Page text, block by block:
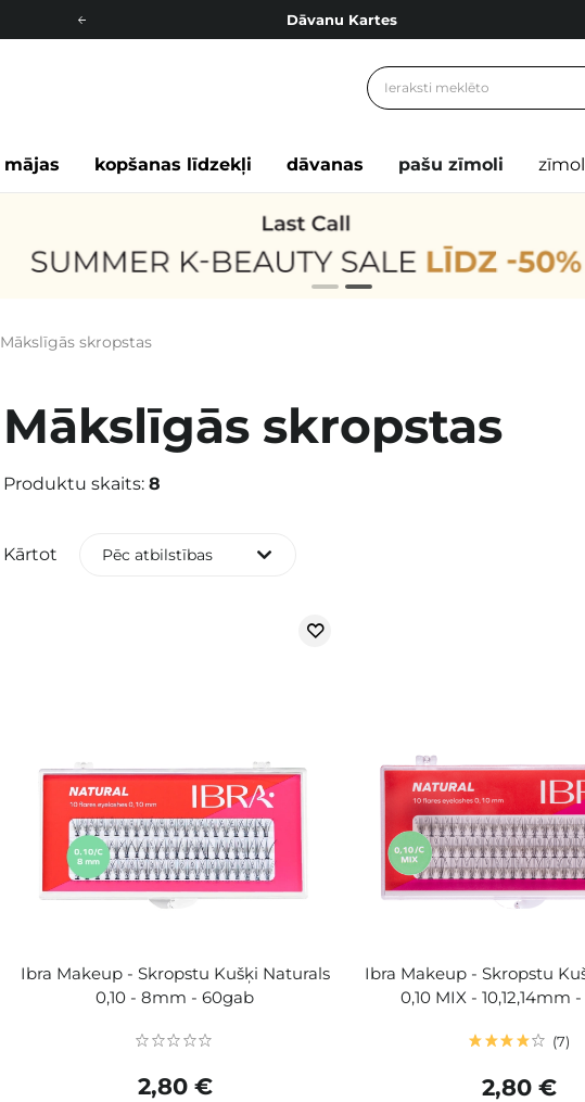
Dāvanu Kartes
Bezmaskas piegāde no 49,00 €
mājas kopšanas līdzekļi dāvanas pašu zīmoli
Mākslīgās skropstas
Mākslīgās skropstas
Produktu skaits: 8
Kārtot Pēc atbilstības
Ibra Makeup - Skropstu Kušķi Naturals
0,10 - 8mm - 60gab
2,80 €
Ibra Makeup - Skropstu
0,10 MIX - 10,12,14mm
7
2,80 €